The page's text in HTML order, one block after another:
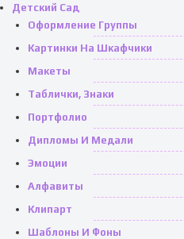
Детский Сад
Оформление Группы
Картинки На Шкафчики
Макеты
Таблички, Знаки
Портфолио
Дипломы И Медали
Эмоции
Алфавиты
Клипарт
Шаблоны И Фоны